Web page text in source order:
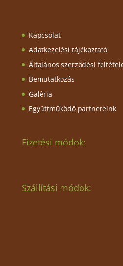
Kapcsolat
Adatkezelési tájékoztató
Általános szerződési
Bemutatkozás
Galéria
Együttműködő partnereink
Fizetési módok:
Szállítási módok: